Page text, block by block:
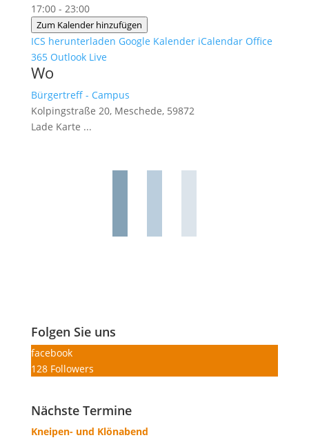
17:00 - 23:00
Zum Kalender hinzufügen
ICS herunterladen Google Kalender iCalendar Office
365 Outlook Live
Wo
Bürgertreff - Campus
Kolpingstraße 20, Meschede, 59872
Lade Karte ...
Folgen Sie uns
facebook
128 Followers
Nächste Termine
Kneipen- und Klönabend